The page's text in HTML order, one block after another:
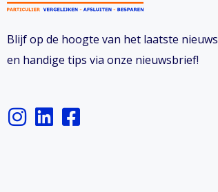
Blijf op de hoogte van het laatste nieuws
en handige tips via onze nieuwsbrief!
I
n
L
i
F
a